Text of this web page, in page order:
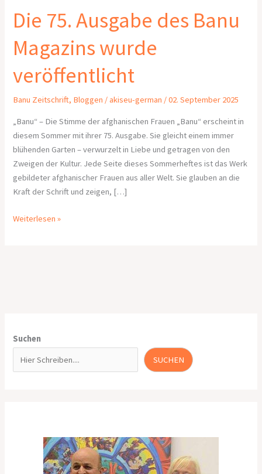
Die 75. Ausgabe des Banu
Magazins wurde
veröffentlicht
Banu Zeitschrift, Bloggen /akiseu-german /02. September 2025
„Banu“ – Die Stimme der afghanischen Frauen „Banu“ erscheint in
diesem Sommer mit ihrer 75. Ausgabe. Sie gleicht einem immer
blühenden Garten – verwurzelt in Liebe und getragen von den
Zweigen der Kultur. Jede Seite dieses Sommerheftes ist das Werk
gebildeter afghanischer Frauen aus aller Welt. Sie glauben an die
Kraft der Schrift und zeigen, […]
Weiterlesen »
Suchen
SUCHEN